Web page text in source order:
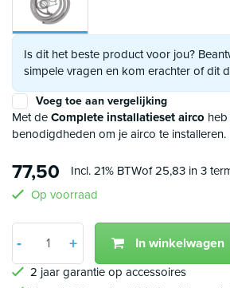
Is dit het beste product voor jou?
simpele vragen en kom erachter of dit
Voeg toe aan vergelijking
Met deComplete installatieset airco
benodigdheden om je airco te installeren.
77,50 Incl. 21% BTWof 25,83 in 3
Op voorraad
-
Min 1
Aantal
+
Plus 1
In winkelwagen
2 jaar garantie op accessoires